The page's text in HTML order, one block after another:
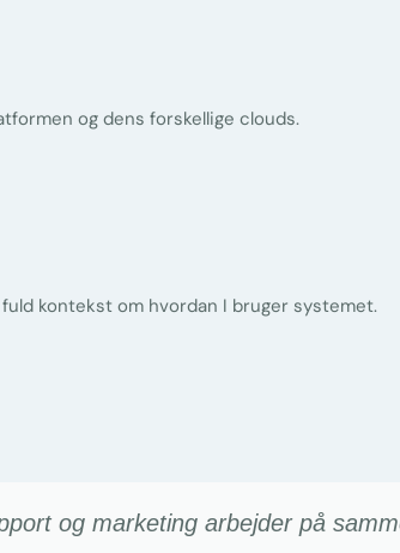
og dens forskellige clouds.
kontekst om hvordan I bruger systemet.
og marketing arbejder på